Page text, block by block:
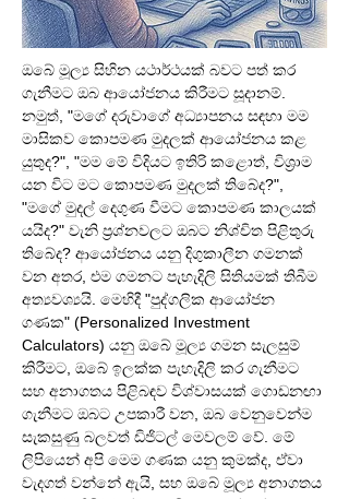
ඔබේ මූල්‍ය සිහින යථාර්ථයක් බවට පත් කර
ගැනීමට ඔබ ආයෝජනය කිරීමට සූදානම්.
නමුත්, "මගේ දරුවාගේ අධ්‍යාපනය සඳහා මම
මාසිකව කොපමණ මුදලක් ආයෝජනය කළ
යුතුද?", "මම මේ විදියට ඉතිරි කළොත්, විශ්‍රාම
යන විට මට කොපමණ මුදලක් තිබේද?",
"මගේ මුදල් දෙගුණ වීමට කොපමණ කාලයක්
යයිද?" වැනි ප්‍රශ්නවලට ඔබට නිශ්චිත පිළිතුරු
තිබේද? ආයෝජනය යනු දිගුකාලීන ගමනක්
වන අතර, එම ගමනට පැහැදිලි සිතියමක් තිබීම
අත්‍යවශ්‍යයි. මෙහිදී "පුද්ගලික ආයෝජන
ගණක" (Personalized Investment
Calculators) යනු ඔබේ මූල්‍ය ගමන සැලසුම්
කිරීමට, ඔබේ ඉලක්ක පැහැදිලි කර ගැනීමට
සහ අනාගතය පිළිබඳව විශ්වාසයක් ගොඩනඟා
ගැනීමට ඔබට උපකාරී වන, ඔබ වෙනුවෙන්ම
සැකසුණු බලවත් ඩිජිටල් මෙවලම් වේ. මේ
ලිපියෙන් අපි මෙම ගණක යනු කුමක්ද, ඒවා
වැදගත් වන්නේ ඇයි, සහ ඔබේ මූල්‍ය අනාගතය